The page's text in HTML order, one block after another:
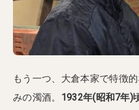
もう一つ、大倉本家で特徴
みの濁酒。 1932年(昭和7年)